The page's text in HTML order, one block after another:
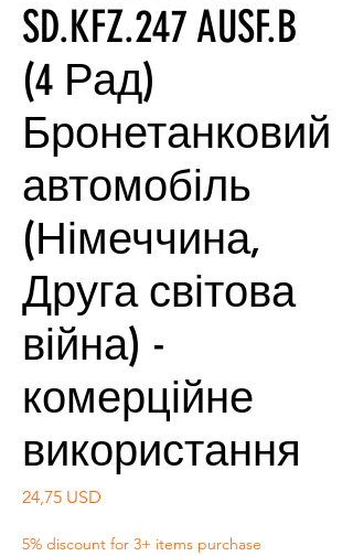
SD.KFZ.247 AUSF.B
(4 Рад)
Бронетанковий
автомобіль
(Німеччина,
Друга світова
війна) -
комерційне
використання
24,75 USD
5% discount for 3+ items purchase